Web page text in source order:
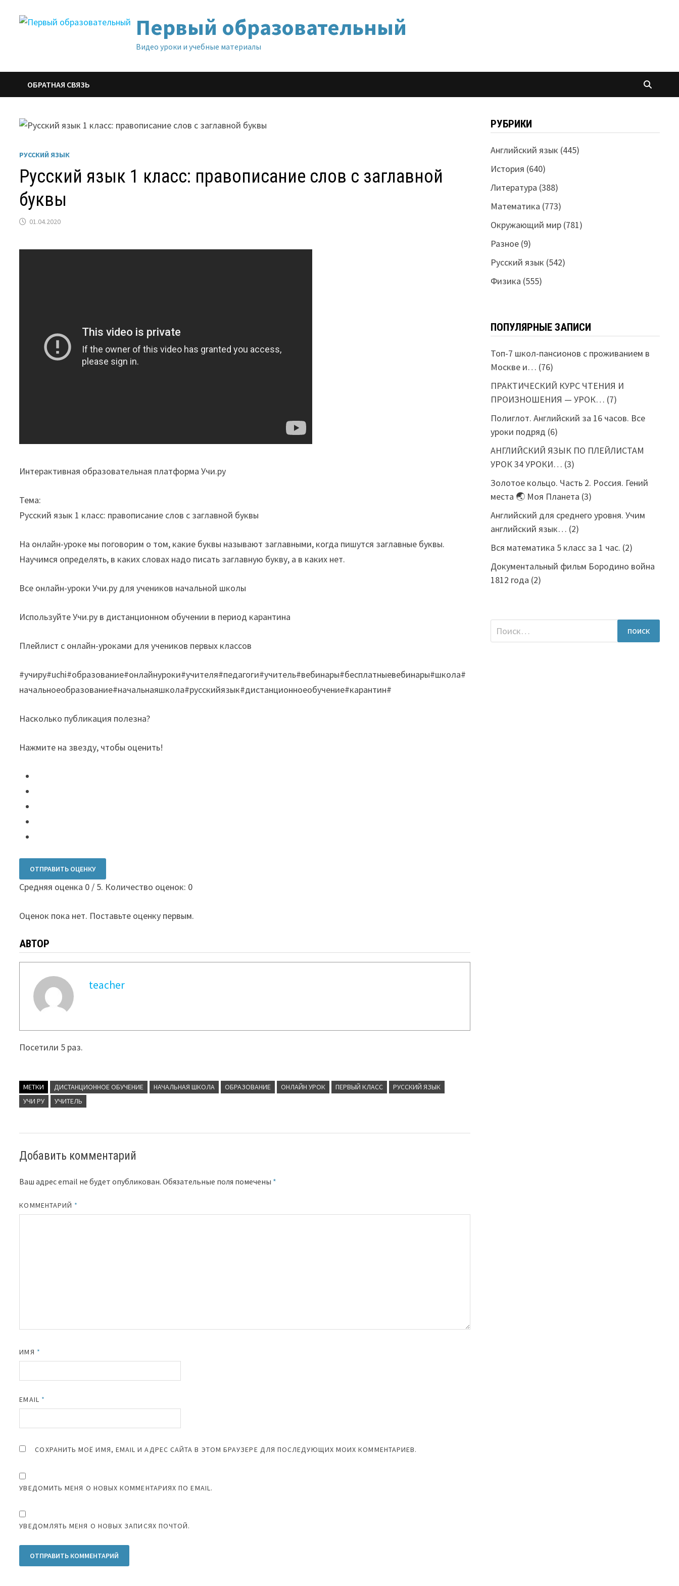
Первый образовательный
Видео уроки и учебные материалы
ОБРАТНАЯ СВЯЗЬ
РУССКИЙ ЯЗЫК
Русский язык 1 класс: правописание слов с заглавной
буквы
01.04.2020
Интерактивная образовательная платформа Учи.ру
Тема:
Русский язык 1 класс: правописание слов с заглавной буквы
На онлайн-уроке мы поговорим о том, какие буквы называют заглавными, когда пишутся заглавные буквы.
Научимся определять, в каких словах надо писать заглавную букву, а в каких нет.
Все онлайн-уроки Учи.ру для учеников начальной школы
Используйте Учи.ру в дистанционном обучении в период карантина
Плейлист с онлайн-уроками для учеников первых классов
#учиру#uchi#образование#онлайнуроки#учителя#педагоги#учитель#вебинары#бесплатныевебинары#школа#
начальноеобразование#начальнаяшкола#русскийязык#дистанционноеобучение#карантин#
Насколько публикация полезна?
Нажмите на звезду, чтобы оценить!
ОТПРАВИТЬ ОЦЕНКУ
Средняя оценка 0 / 5. Количество оценок: 0
Оценок пока нет. Поставьте оценку первым.
АВТОР
teacher
Посетили 5 раз.
МЕТКИ ДИСТАНЦИОННОЕ ОБУЧЕНИЕ НАЧАЛЬНАЯ ШКОЛА ОБРАЗОВАНИЕ ОНЛАЙН УРОК ПЕРВЫЙ КЛАСС
РУССКИЙ ЯЗЫК
УЧИ РУ
УЧИТЕЛЬ
Добавить комментарий
Ваш адрес email не будет опубликован. Обязательные поля помечены *
КОММЕНТАРИЙ *
ИМЯ *
EMAIL *
СОХРАНИТЬ МОЁ ИМЯ, EMAIL И АДРЕС САЙТА В ЭТОМ БРАУЗЕРЕ ДЛЯ ПОСЛЕДУЮЩИХ МОИХ КОММЕНТАРИЕВ.
УВЕДОМИТЬ МЕНЯ О НОВЫХ КОММЕНТАРИЯХ ПО EMAIL.
УВЕДОМЛЯТЬ МЕНЯ О НОВЫХ ЗАПИСЯХ ПОЧТОЙ.
РУБРИКИ
Английский язык (445)
История (640)
Литература (388)
Математика (773)
Окружающий мир(781)
Разное(9)
Русский язык (542)
Физика (555)
ПОПУЛЯРНЫЕ ЗАПИСИ
Топ-7 школ-пансионов с проживанием в
Москве и… (76)
ПРАКТИЧЕСКИЙ КУРС ЧТЕНИЯ И
ПРОИЗНОШЕНИЯ — УРОК… (7)
Полиглот. Английский за 16 часов. Все
уроки подряд (6)
АНГЛИЙСКИЙ ЯЗЫК ПО ПЛЕЙЛИСТАМ
УРОК 34 УРОКИ… (3)
Золотое кольцо. Часть 2. Россия. Гений
места 🌏 Моя Планета (3)
Английский для среднего уровня. Учим
английский язык… (2)
Вся математика 5 класс за 1 час. (2)
Документальный фильм Бородино война
1812 года (2)
Найти: